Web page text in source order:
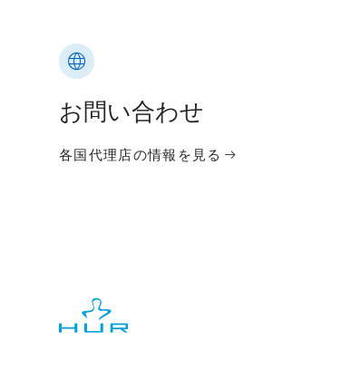
お問い合わせ
各国代理店の情報を見る